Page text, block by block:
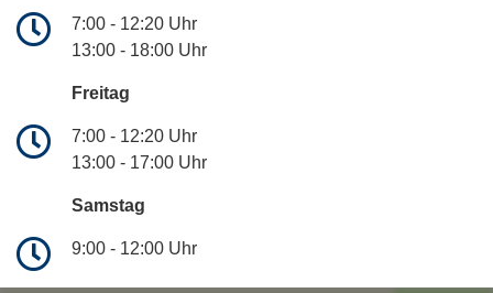
7:00 - 12:20 Uhr
13:00 - 18:00 Uhr
Freitag
7:00 - 12:20 Uhr
13:00 - 17:00 Uhr
Samstag
9:00 - 12:00 Uhr